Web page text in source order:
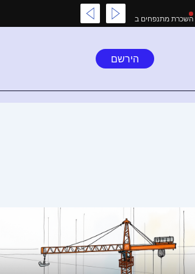
השכרת מתנפחים בצפון: שירות מקצועי עד הבית
הירשם